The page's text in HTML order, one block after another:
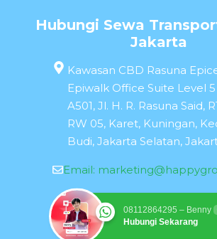
Hubungi Sewa
Jakarta
Kawasan CBD Rasuna
Epiwalk Office Suite Level
A501, Jl. H. R. Rasuna Said,
RW 05, Karet, Kuningan,
Budi, Jakarta Selatan,
Email:
08112864295 – Benny
Hubungi Sekarang